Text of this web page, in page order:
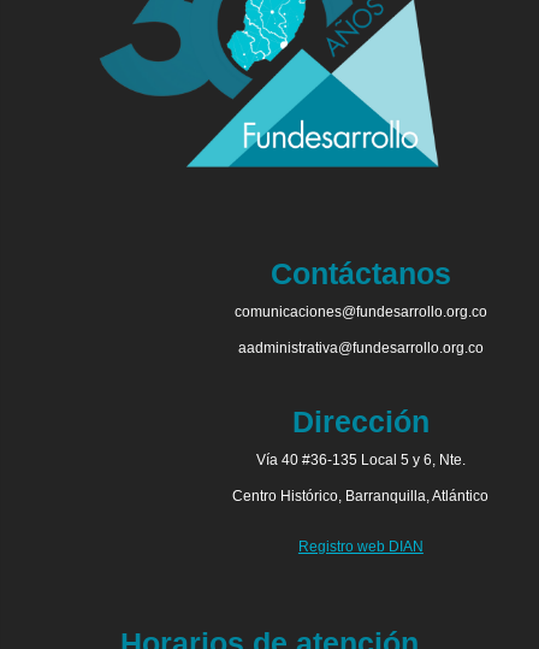
Contáctanos
comunicaciones@fundesarrollo.org.co
aadministrativa@fundesarrollo.org.co
Dirección
Vía 40 #36-135 Local 5 y 6, Nte.
Centro Histórico, Barranquilla, Atlántico
Registro web DIAN